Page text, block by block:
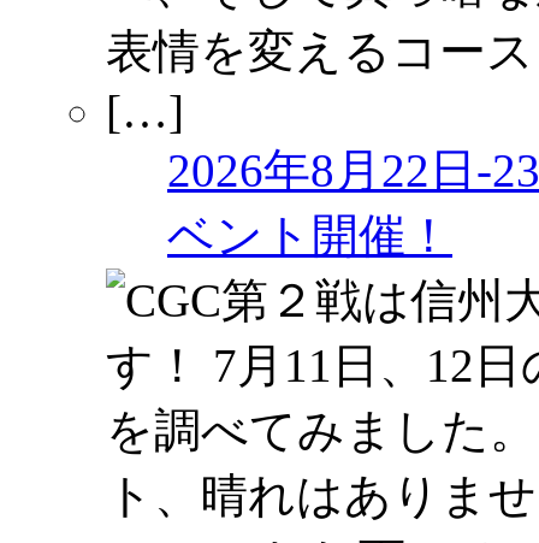
2026年8月22日-
ベント開催！